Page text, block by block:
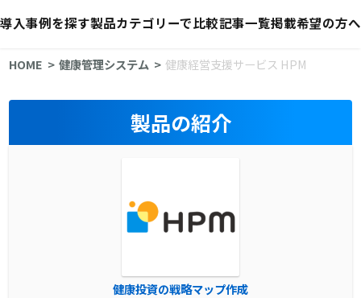
導入事例を探す製品カテゴリーで比較記事一覧掲載希望の方へ
HOME 健康管理システム 健康経営支援サービス HPM
製品の紹介
健康投資の戦略マップ作成